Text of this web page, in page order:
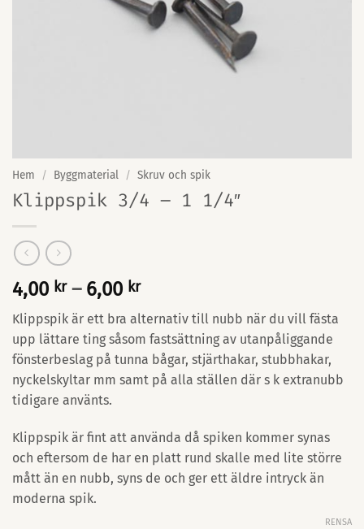
Hem / Byggmaterial / Skruv och spik
Klippspik 3/4 – 1 1/4″
4,00 kr – 6,00 krPrisintervall:
4,00 kr
till
6,00 kr
Klippspik är ett bra alternativ till nubb när du vill fästa
upp lättare ting såsom fastsättning av utanpåliggande
fönsterbeslag på tunna bågar, stjärthakar, stubbhakar,
nyckelskyltar mm samt på alla ställen där s k extranubb
tidigare använts.
Klippspik är fint att använda då spiken kommer synas
och eftersom de har en platt rund skalle med lite större
mått än en nubb, syns de och ger ett äldre intryck än
moderna spik.
RENSA